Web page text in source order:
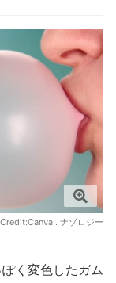
. ナゾロジー
く変色したガム